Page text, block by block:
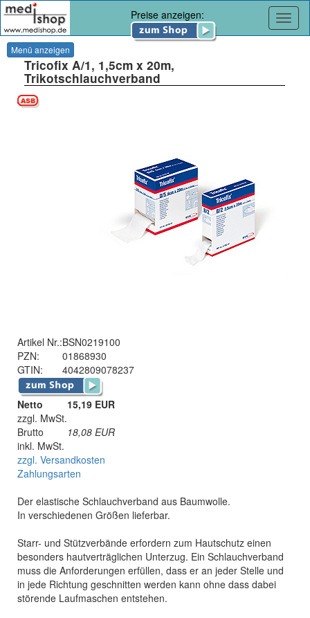
Preise anzeigen:
Menü anzeigen
Tricofix A/1, 1,5cm x 20m,
Trikotschlauchverband
Artikel Nr.:BSN0219100
PZN:
01868930
GTIN:
4042809078237
Netto
15,19 EUR
zzgl. MwSt.
Brutto
18,08 EUR
inkl. MwSt.
zzgl. Versandkosten
Zahlungsarten
Der elastische Schlauchverband aus Baumwolle.
In verschiedenen Größen lieferbar.
Starr- und Stützverbände erfordern zum Hautschutz einen
besonders hautverträglichen Unterzug. Ein Schlauchverband
muss die Anforderungen erfüllen, dass er an jeder Stelle und
in jede Richtung geschnitten werden kann ohne dass dabei
störende Laufmaschen entstehen.